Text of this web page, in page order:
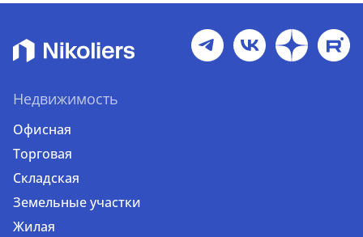
Недвижимость
Офисная
Торговая
Складская
Земельные участки
Жилая